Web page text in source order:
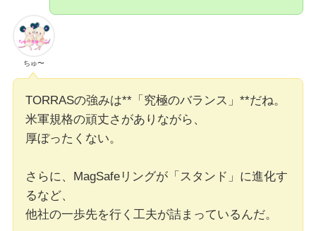
ちゅ〜
TORRASの強みは**「究極のバランス」**だね。
米軍規格の頑丈さがありながら、
厚ぼったくない。
さらに、MagSafeリングが「スタンド」に進化す
るなど、
他社の一歩先を行く工夫が詰まっているんだ。